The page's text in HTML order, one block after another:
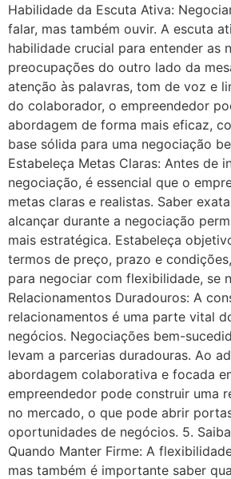
Habilidade da Escuta Ativa:
falar, mas também ouvir. A escuta
habilidade crucial para entender as
preocupações do outro lado da
atenção às palavras, tom de voz e
do colaborador, o empreendedor
abordagem de forma mais eficaz,
base sólida para uma negociação
Estabeleça Metas Claras: Antes de
negociação, é essencial que o
metas claras e realistas. Saber
alcançar durante a negociação
mais estratégica. Estabeleça
termos de preço, prazo e
para negociar com flexibilidade, se
Relacionamentos Duradouros: A
relacionamentos é uma parte vital
negócios. Negociações bem-
levam a parcerias duradouras. Ao
abordagem colaborativa e focada
empreendedor pode construir uma
no mercado, o que pode abrir
oportunidades de negócios. 5.
Quando Manter Firme: A
mas também é importante saber